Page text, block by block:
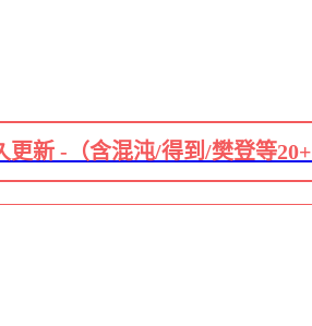
更新 -（含混沌/得到/樊登等